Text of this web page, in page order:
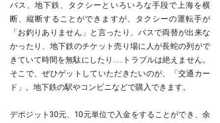
バス、地下鉄、タクシーといろいろな手段で上海を横
断、縦断することができますが、タクシーの運転手が
「お釣りありません」と言ったり、バスで両替が出来な
かったり、地下鉄のチケット売り場に人が長蛇の列がで
きていて時間を無駄にしたり……トラブルは絶えません。
そこで、ぜひゲットしていただきたいのが、「交通カー
ド」。地下鉄の駅やコンビニなどで購入できます。
デポジット30元、10元単位で入金をすることができ、余